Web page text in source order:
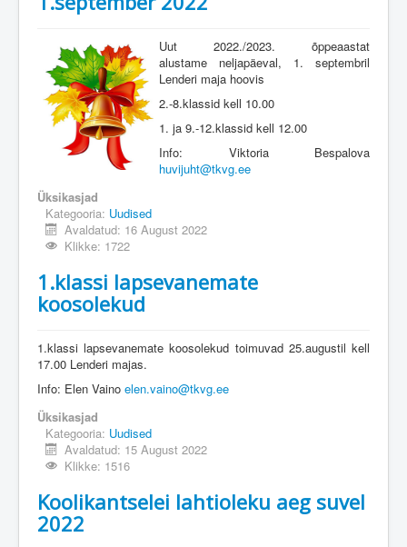
Uut 2022./2023. õppeaastat
alustame neljapäeval, 1. septembril
Lenderi maja hoovis
2.-8.klassid kell 10.00
1. ja 9.-12.klassid kell 12.00
Info: Viktoria Bespalova
huvijuht@tkvg.ee
Üksikasjad
Kategooria: Uudised
Avaldatud: 16 August 2022
Klikke: 1722
1.klassi lapsevanemate
koosolekud
1.klassi lapsevanemate koosolekud toimuvad 25.augustil kell
17.00 Lenderi majas.
Info: Elen Vaino elen.vaino@tkvg.ee
Üksikasjad
Kategooria: Uudised
Avaldatud: 15 August 2022
Klikke: 1516
Koolikantselei lahtioleku aeg suvel
2022